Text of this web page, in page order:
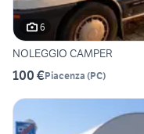
6
NOLEGGIO CAMPER
100 €Piacenza (PC)